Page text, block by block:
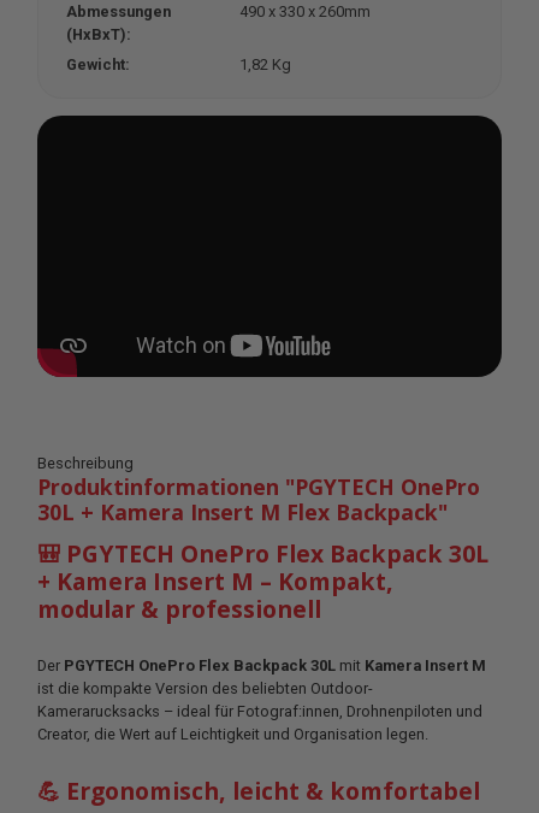
Abmessungen
(HxBxT):
490 x 330 x 260mm
Gewicht: 1,82 Kg
Beschreibung
Produktinformationen "PGYTECH OnePro
30L + Kamera Insert M Flex Backpack"
🎒 PGYTECH OnePro Flex Backpack 30L
+ Kamera Insert M – Kompakt,
modular & professionell
Der PGYTECH OnePro Flex Backpack 30L mit Kamera Insert M
ist die kompakte Version des beliebten Outdoor-
Kamerarucksacks – ideal für Fotograf:innen, Drohnenpiloten und
Creator, die Wert auf Leichtigkeit und Organisation legen.
💪 Ergonomisch, leicht & komfortabel